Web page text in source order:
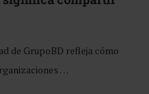
de GrupoBD refleja cómo
…